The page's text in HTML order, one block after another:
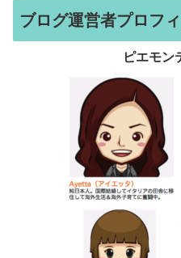
ブログ運営者プロフ
ピエモン